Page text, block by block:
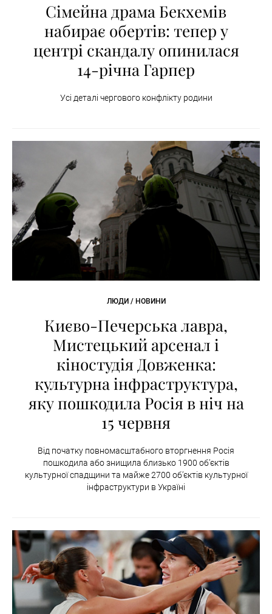
Сімейна драма Бекхемів
набирає обертів: тепер у
центрі скандалу опинилася
14-річна Гарпер
Усі деталі чергового конфлікту родини
ЛЮДИ / НОВИНИ
Києво-Печерська лавра,
Мистецький арсенал і
кіностудія Довженка:
культурна інфраструктура,
яку пошкодила Росія в ніч на
15 червня
Від початку повномасштабного вторгнення Росія
пошкодила або знищила близько 1900 об’єктів
культурної спадщини та майже 2700 об’єктів культурної
інфраструктури в Україні